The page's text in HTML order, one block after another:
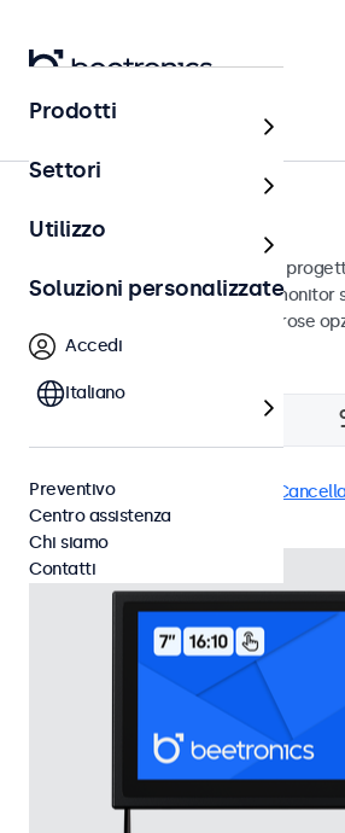
Home
Touchscreen con USB-C
I nostri touchscreen USB-C sono
professionale e uso continuo. I monitor
integrare e dispongono di numerose
configurazione.
USB-C Antipolvere (IP65)
Prodotti
Settori
Utilizzo
Soluzioni personalizzate
Accedi
Italiano
Preventivo
Centro assistenza
Chi siamo
Contatti